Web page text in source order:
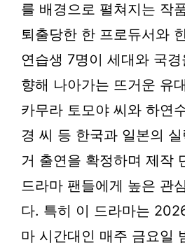
를 배경으로 펼쳐지는 작
퇴출당한 한 프로듀서와
연습생 7명이 세대와 국
향해 나아가는 뜨거운 유
카무라 토모야 씨와 하연
경 씨 등 한국과 일본의
거 출연을 확정하며 제작
드라마 팬들에게 높은 관
다. 특히 이 드라마는
마 시간대인 매주 금요일